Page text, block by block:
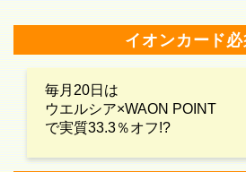
イオンカード
毎月20日は
ウエルシア×WAON POINT
で実質33.3％オフ!?